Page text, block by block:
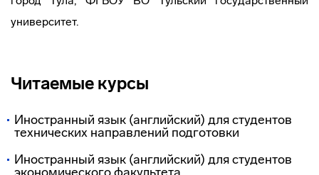
университет.
Читаемые курсы
Иностранный язык (английский) для студентов
технических направлений подготовки
Иностранный язык (английский) для студентов